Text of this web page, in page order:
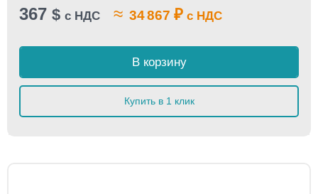
367 $ с НДС ≈ 34 867 ₽ с НДС
В корзину
Купить в 1 клик